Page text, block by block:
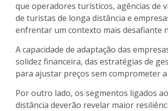
que operadores turísticos, agências de
de turistas de longa distância e
enfrentar um contexto mais desafiante
A capacidade de adaptação das
solidez financeira, das estratégias de
para ajustar preços sem comprometer
Por outro lado, os segmentos ligados
distância deverão revelar maior